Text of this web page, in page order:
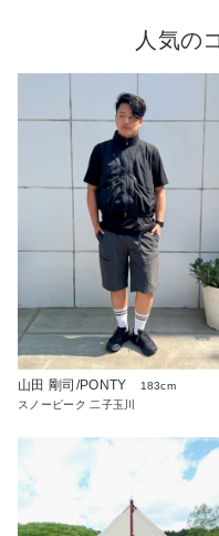
人気の
山田 剛司/PONTY
183cm
スノーピーク 二子玉川